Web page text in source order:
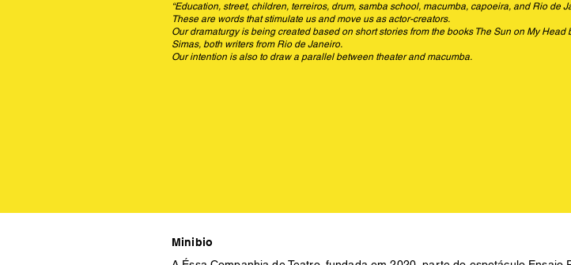
“Education, street, children, terreiros, drum, samba school, macumba, capoeira, and Rio de
These are words that stimulate us and move us as actor-creators.
Our dramaturgy is being created based on short stories from the books The Sun on My
Simas, both writers from Rio de Janeiro.
Our intention is also to draw a parallel between theater and macumba.
Minibio